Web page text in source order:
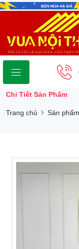
Chi Tiết Sản Phẩm
Trang chủ Sản phẩm